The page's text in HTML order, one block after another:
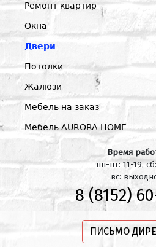
Ремонт квартир
Окна
Двери
Потолки
Жалюзи
Мебель на заказ
Мебель AURORA HOME
Время
пн-пт: 11-19,
вс:
8 (8152)
ПИСЬМО